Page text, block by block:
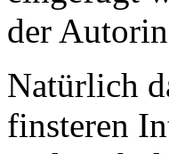
der
Natürlich
finsteren